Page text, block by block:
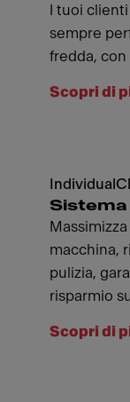
I tuoi
sempre
fredda, con
Scopri di
Sistema
macchina,
pulizia,
risparmio
Scopri di